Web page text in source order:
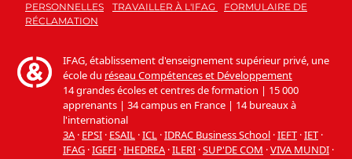
PERSONNELLES
TRAVAILLER À L'IFAG
FORMULAIRE DE
RÉCLAMATION